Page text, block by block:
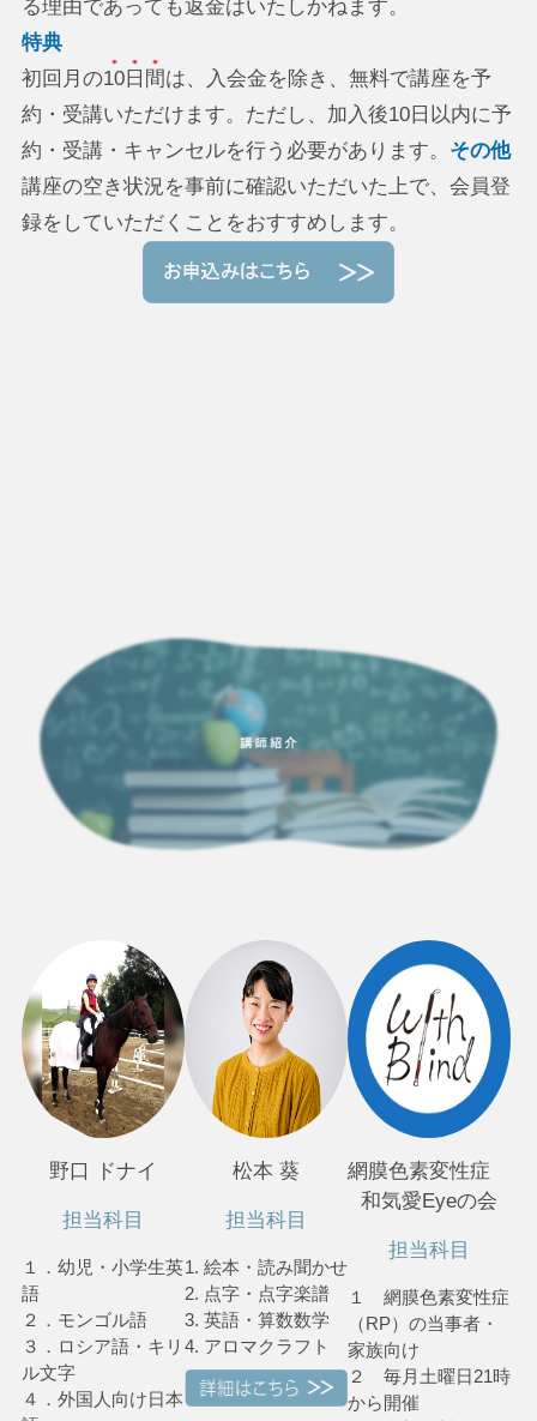
る理由であっても返金はいたしかねます。
特典
初回月の10日間は、入会金を除き、無料で講座を予
約・受講いただけます。ただし、加入後10日以内に予
約・受講・キャンセルを行う必要があります。 その他
講座の空き状況を事前に確認いただいた上で、会員登
録をしていただくことをおすすめします。
野口 ドナイ
担当科目
１．幼児・小学生英
語
２．モンゴル語
３．ロシア語・キリ
ル文字
４．外国人向け日本
松本 葵
担当科目
1. 絵本・読み聞かせ
2. 点字・点字楽譜
3. 英語・算数数学
4. アロマクラフト
網膜色素変性症
和気愛Eyeの会
担当科目
１ 網膜色素変性症
（RP）の当事者・
家族向け
２ 毎月土曜日21時
から開催